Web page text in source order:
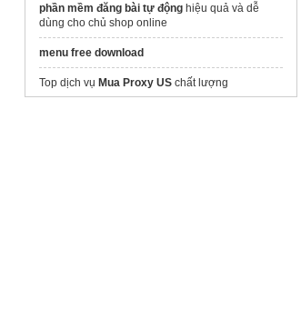
phần mềm đăng bài tự động hiệu quả và dễ
dùng cho chủ shop online
menu free download
Top dịch vụ Mua Proxy US chất lượng